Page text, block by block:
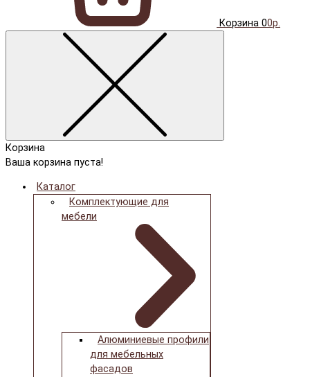
Корзина 00р.
Корзина
Ваша корзина пуста!
Каталог
Комплектующие для
мебели
Алюминиевые профили
для мебельных
фасадов